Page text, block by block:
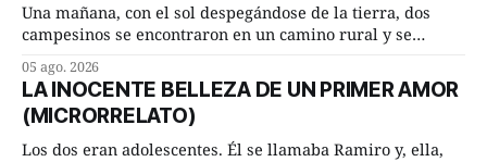
Una mañana, con el sol despegándose de la tierra, dos
campesinos se encontraron en un camino rural y se
remolachas, Manuel? —quiso saber uno. —Eso acabo de
hacer, Paco. ¿Cómo va ese maíz tuyo? --se interesó el otro.
—De momento mejor
05 ago. 2026
LA INOCENTE BELLEZA DE UN PRIMER AMOR
(MICRORRELATO)
Los dos eran adolescentes. Él se llamaba Ramiro y, ella,